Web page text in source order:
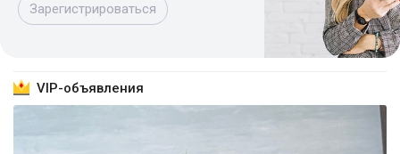
Зарегистрироваться
VIP-объявления